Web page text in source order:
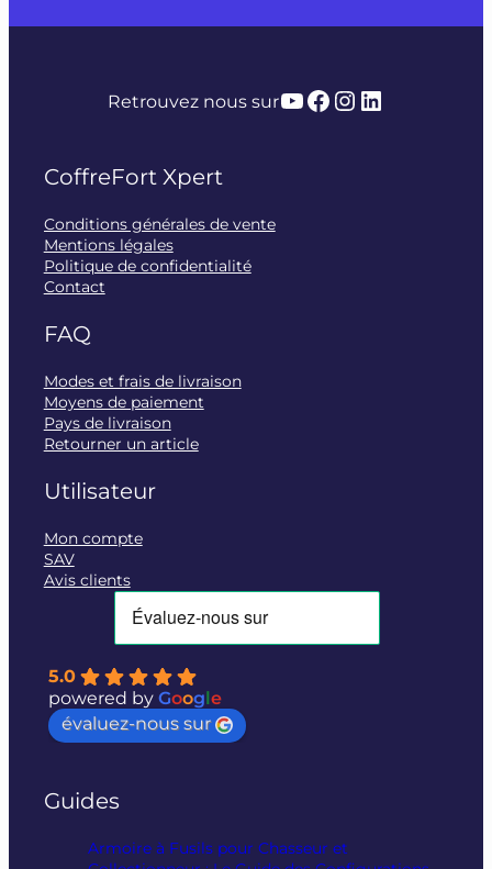
Retrouvez nous surYouTube
Facebook
Instagram
LinkedIn
CoffreFort Xpert
Conditions générales de vente
Mentions légales
Politique de confidentialité
Contact
FAQ
Modes et frais de livraison
Moyens de paiement
Pays de livraison
Retourner un article
Utilisateur
Mon compte
SAV
Avis clients
5.0
powered by Google
évaluez-nous sur
Guides
Armoire à Fusils pour Chasseur et